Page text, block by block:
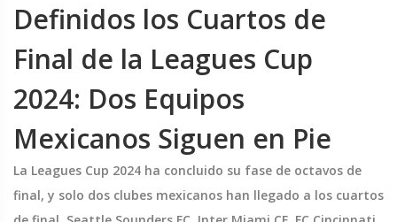
Definidos los Cuartos de
Final de la Leagues Cup
2024: Dos Equipos
Mexicanos Siguen en Pie
La Leagues Cup 2024 ha concluido su fase de octavos de
final, y solo dos clubes mexicanos han llegado a los cuartos